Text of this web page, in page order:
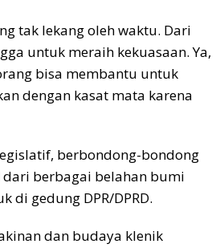
tak lekang oleh waktu. Dari
untuk meraih kekuasaan. Ya,
bisa membantu untuk
dengan kasat mata karena
berbondong-bondong
berbagai belahan bumi
gedung DPR/DPRD.
dan budaya klenik